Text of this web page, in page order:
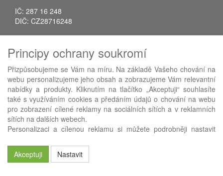
IČ: 287 16 248
DIČ: CZ28716248
Fax: +420 483 034 590
E-mail:info@avistrade.cz
Web:www.avistrade.cz
Používáme ABRA eShop- nejlepší řešení e-commerce pro náš
Principy ochrany soukromí
Přizpůsobujeme se Vám na míru. Na základě Vašeho chování na
webu personalizujeme jeho obsah a zobrazujeme Vám relevantní
nabídky a produkty. Kliknutím na tlačítko „Akceptuji“ souhlasíte
také s využíváním cookies a předáním údajů o chování na webu
pro zobrazení cílené reklamy na sociálních sítích a v reklamních
sítích na dalších webech.
Personalizaci a cílenou reklamu si můžete podrobněji nastavit
Akceptuji
Nastavit